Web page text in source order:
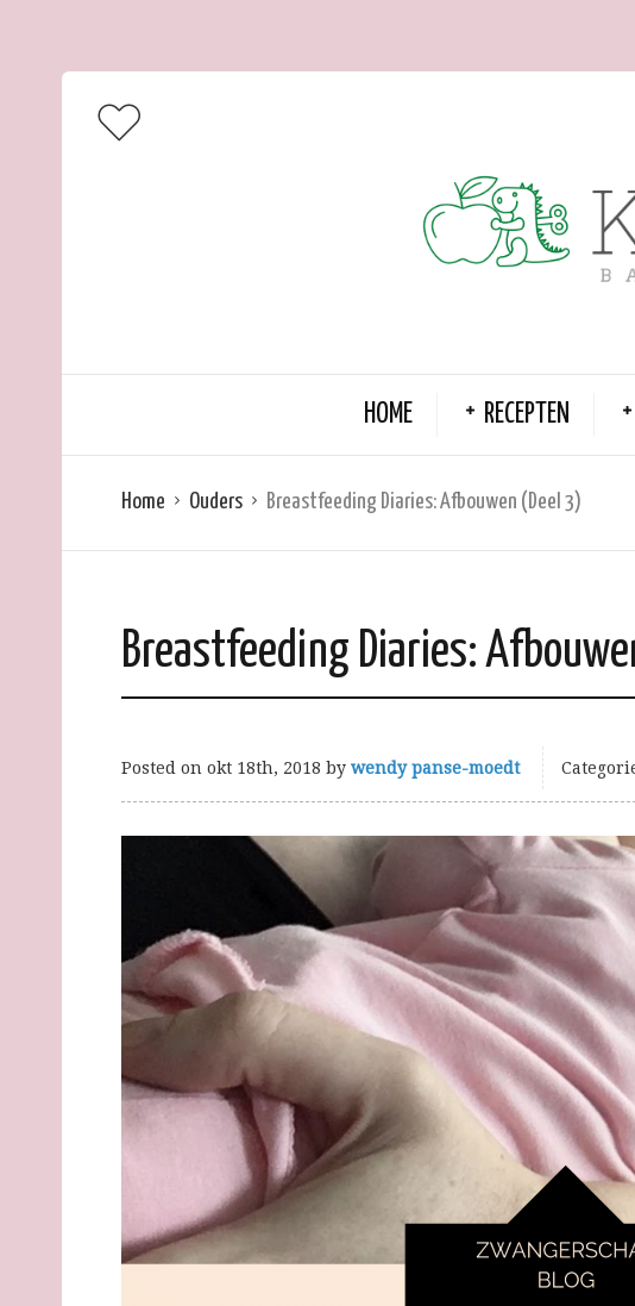
HOME RECEPTEN
Home Ouders Breastfeeding Diaries: Afbouwen (Deel 3)
Breastfeeding Diaries:
Posted on okt 18th, 2018 by wendy panse-moedt